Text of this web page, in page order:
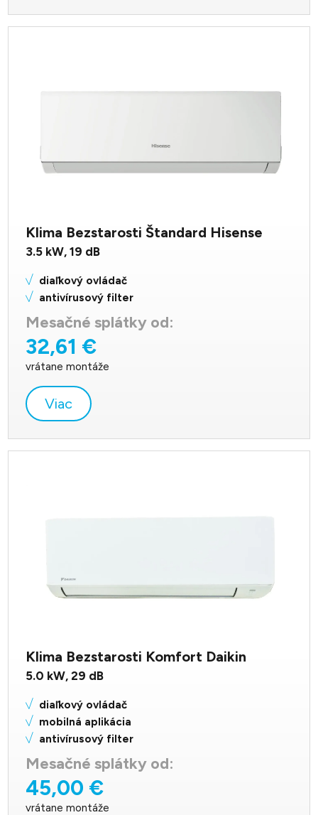
Klima Bezstarosti Štandard Hisense
3.5 kW,19 dB
diaľkový ovládač
antivírusový filter
Mesačné splátky od:
32,61 €
vrátane montáže
Viac
Klima Bezstarosti Komfort Daikin
5.0 kW,29 dB
diaľkový ovládač
mobilná aplikácia
antivírusový filter
Mesačné splátky od:
45,00 €
vrátane montáže